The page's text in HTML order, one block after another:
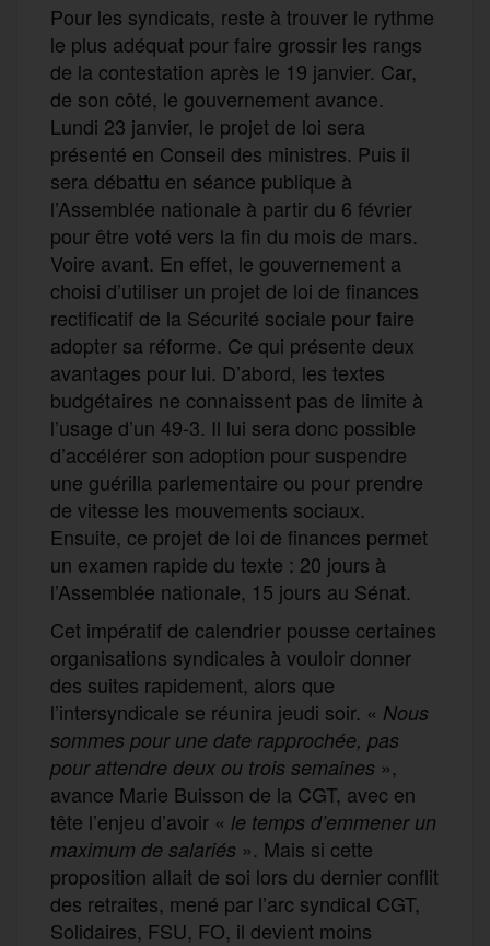
Pour les syndicats, reste à trouver le rythme
le plus adéquat pour faire grossir les rangs
de la contestation après le 19 janvier. Car,
de son côté, le gouvernement avance.
Lundi 23 janvier, le projet de loi sera
présenté en Conseil des ministres. Puis il
sera débattu en séance publique à
l’Assemblée nationale à partir du 6 février
pour être voté vers la fin du mois de mars.
Voire avant. En effet, le gouvernement a
choisi d’utiliser un projet de loi de finances
rectificatif de la Sécurité sociale pour faire
adopter sa réforme. Ce qui présente deux
avantages pour lui. D’abord, les textes
budgétaires ne connaissent pas de limite à
l’usage d’un 49-3. Il lui sera donc possible
d’accélérer son adoption pour suspendre
une guérilla parlementaire ou pour prendre
de vitesse les mouvements sociaux.
Ensuite, ce projet de loi de finances permet
un examen rapide du texte : 20 jours à
l’Assemblée nationale, 15 jours au Sénat.
Cet impératif de calendrier pousse certaines
organisations syndicales à vouloir donner
des suites rapidement, alors que
l’intersyndicale se réunira jeudi soir. « Nous
sommes pour une date rapprochée, pas
pour attendre deux ou trois semaines »,
avance Marie Buisson de la CGT, avec en
tête l’enjeu d’avoir « le temps d’emmener un
maximum de salariés ». Mais si cette
proposition allait de soi lors du dernier conflit
des retraites, mené par l’arc syndical CGT,
Solidaires, FSU, FO, il devient moins